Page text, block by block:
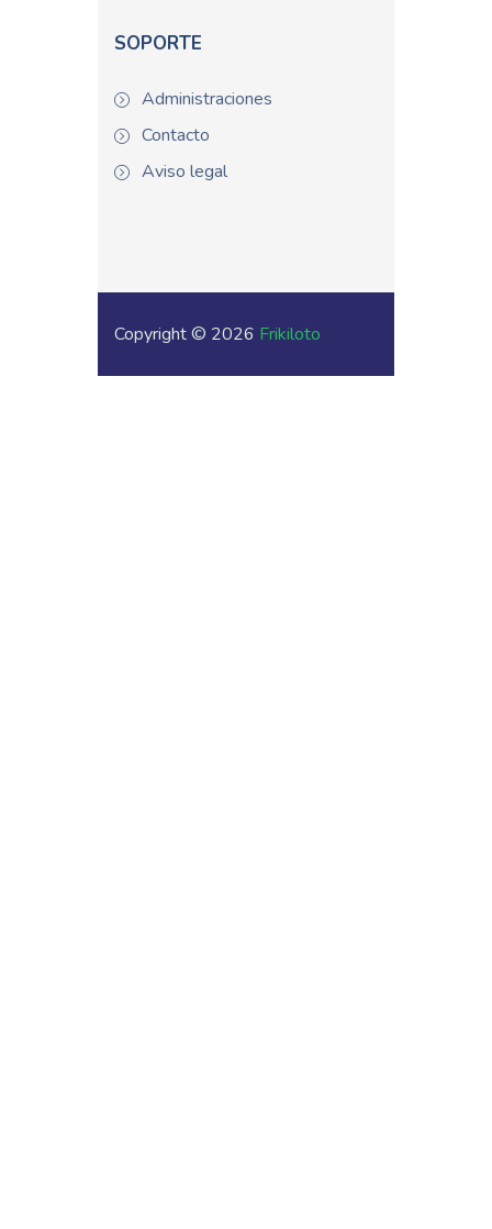
SOPORTE
Administraciones
Contacto
Aviso legal
Copyright © 2026 Frikiloto